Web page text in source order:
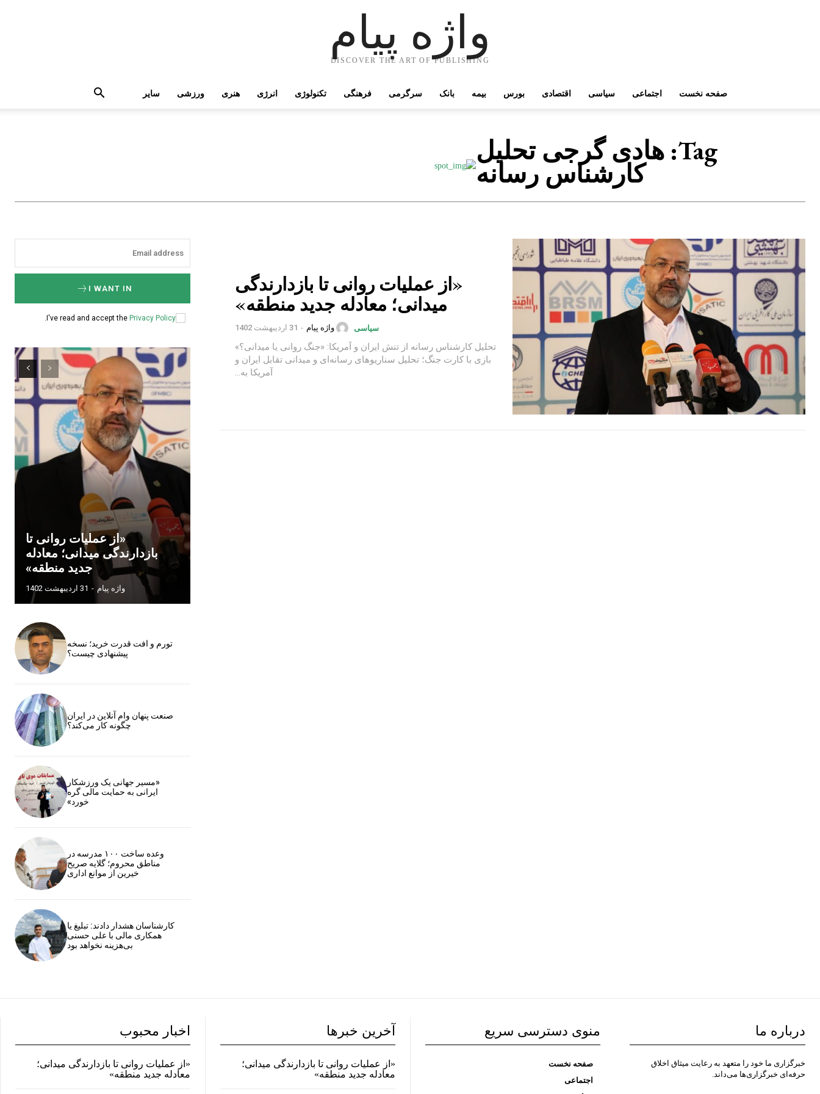
واژه پیام
DISCOVER THE ART OF PUBLISHING
صفحه نخست اجتماعی سیاسی اقتصادی بورس بیمه بانک سرگرمی فرهنگی تکنولوژی انرژی هنری ورزشی سایر
Tag: هادی گرجی تحلیل
کارشناس رسانه
«از عملیات روانی تا بازدارندگی
میدانی؛ معادله جدید منطقه»
سیاسی واژه پیام - 31 اردیبهشت 1402
تحلیل کارشناس رسانه از تنش ایران و آمریکا: «جنگ روانی یا میدانی؟»
بازی با کارت جنگ؛ تحلیل سناریوهای رسانه‌ای و میدانی تقابل ایران و
آمریکا به...
I WANT IN
I've read and accept the Privacy Policy
«از عملیات روانی تا
بازدارندگی میدانی؛ معادله
جدید منطقه»
واژه پیام - 31 اردیبهشت 1402
تورم و افت قدرت خرید؛ نسخه
پیشنهادی چیست؟
صنعت پنهان وام آنلاین در ایران
چگونه کار می‌کند؟
«مسیر جهانی یک ورزشکار
ایرانی به حمایت مالی گره
خورد»
وعده ساخت ۱۰۰ مدرسه در
مناطق محروم؛ گلایه صریح
خیرین از موانع اداری
کارشناسان هشدار دادند: تبلیغ یا
همکاری مالی با علی حسنی
بی‌هزینه نخواهد بود
درباره ما
خبرگزاری ما خود را متعهد به رعایت میثاق اخلاق
حرفه‌ای خبرگزاری‌ها می‌داند.
منوی دسترسی سریع
صفحه نخست
اجتماعی
آخرین خبرها
«از عملیات روانی تا بازدارندگی میدانی؛
معادله جدید منطقه»
اخبار محبوب
«از عملیات روانی تا بازدارندگی میدانی؛
معادله جدید منطقه»